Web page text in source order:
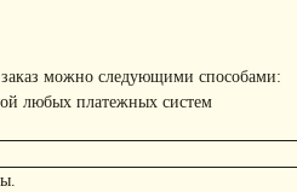
можно следующими способами:
любых платежных систем